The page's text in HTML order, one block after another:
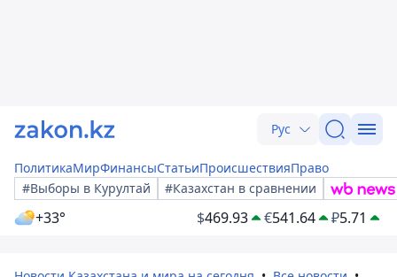
Рус
ПолитикаМирФинансыСтатьиПроисшествияПраво
#Выборы в Курултай
#Казахстан в сравнении
+33° $469.93 €541.64 ₽5.71